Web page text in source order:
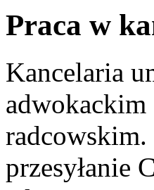
Praca w
Kancelaria
radcowskim.
przesyłanie